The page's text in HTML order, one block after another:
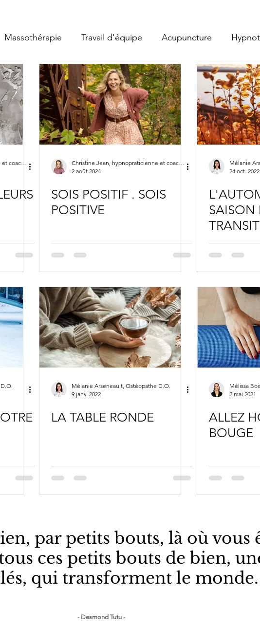
Massothérapie Travail d'équipe Acupuncture
Soins des pieds Croissance personnelle
Christine Jean, hypnopraticienne et coach de vie
Christine Jean, hypnopraticienne et coach de vie
2 août 2024
SOIS POSITIF . SOIS
POSITIVE
Mélanie
24 oct. 2022
SAISON
Mélanie Arseneault, Ostéopathe D.O.
9 janv. 2022
LA TABLE RONDE
Mélissa
2 mai 2021
ALLEZ
BOUGE
par petits bouts, là où vous
ces petits bouts de bien,
qui transforment le monde.
- Desmond Tutu -